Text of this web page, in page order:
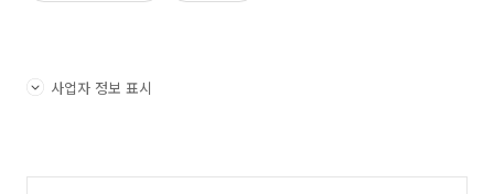
사업자 정보 표시